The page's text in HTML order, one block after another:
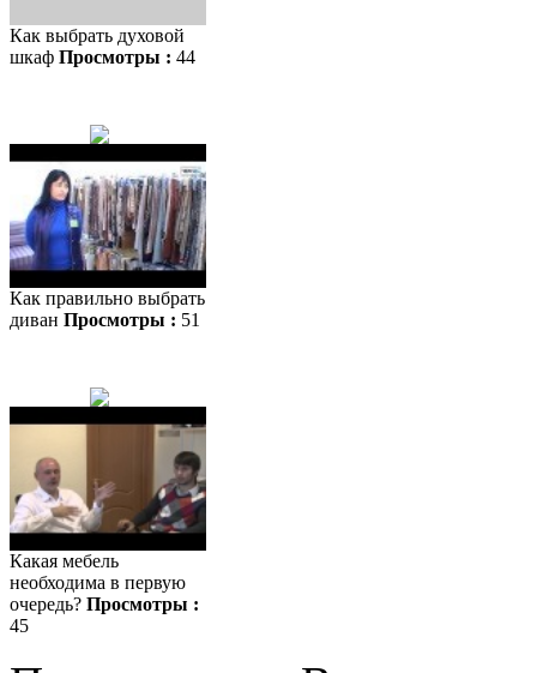
Как выбрать духовой
шкаф Просмотры : 44
Как правильно выбрать
диван Просмотры : 51
Какая мебель
необходима в первую
очередь? Просмотры :
45